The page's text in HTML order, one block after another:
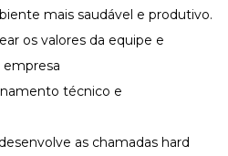
mais saudável e produtivo.
os valores da equipe e
técnico e
desenvolve as chamadas hard